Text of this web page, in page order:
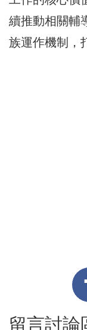
續推動相關輔
族運作機制，
留言討論